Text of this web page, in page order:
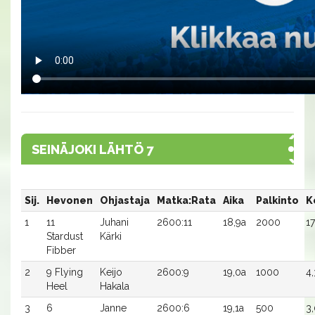
SEINÄJOKI LÄHTÖ 7
Sij. Hevonen Ohjastaja Matka:Rata Aika Palkinto
1
11
Stardust
Fibber
Juhani
Kärki
2600:11 18,9a 2000
2
9 Flying
Heel
Keijo
Hakala
2600:9 19,0a 1000
3
6
Janne
2600:6 19,1a 500